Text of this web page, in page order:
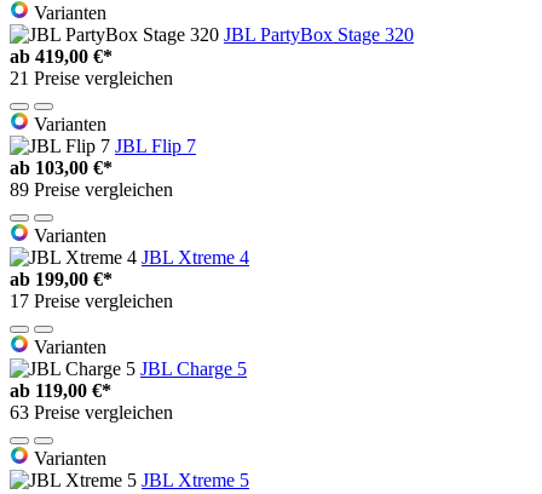
Varianten
JBL PartyBox Stage 320
ab 419,00 €*
21 Preise vergleichen
Varianten
JBL Flip 7
ab 103,00 €*
89 Preise vergleichen
Varianten
JBL Xtreme 4
ab 199,00 €*
17 Preise vergleichen
Varianten
JBL Charge 5
ab 119,00 €*
63 Preise vergleichen
Varianten
JBL Xtreme 5